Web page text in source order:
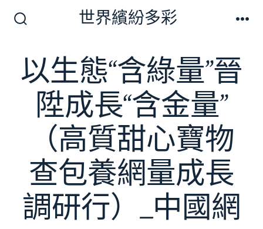
切
換
開
世界繽紛多彩
以生態“含綠量”晉
陞成長“含金量”
（高質甜心寶物
查包養網量成長
調研行）_中國網